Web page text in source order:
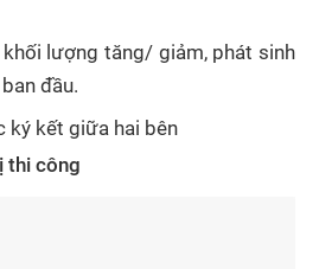
khối lượng tăng/ giảm, phát sinh
đầu.
ký kết giữa hai bên
thi công